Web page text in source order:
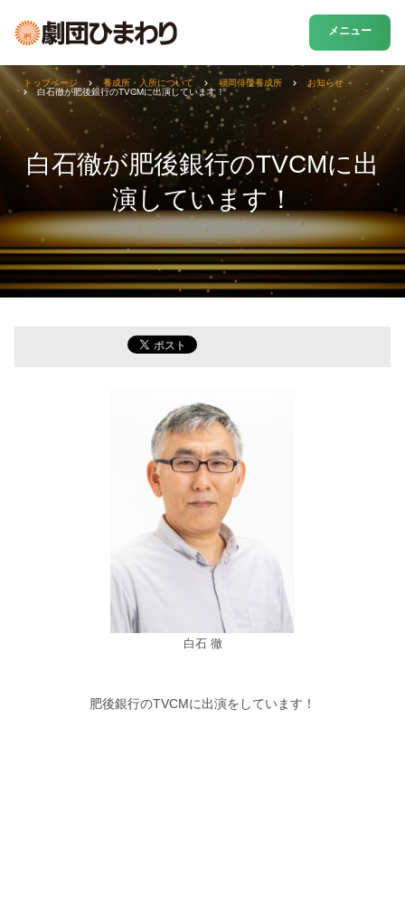
メニュー
白石徹が肥後銀行のTVCMに出
演しています！
トップページ 養成所・入所について 福岡俳優養成所
お知らせ
白石徹が肥後銀行のTVCMに出演しています！
白石 徹
肥後銀行のTVCMに出演をしています！